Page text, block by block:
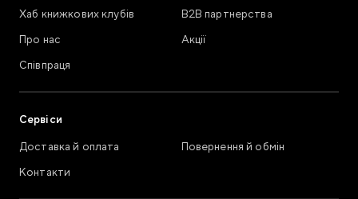
Хаб книжкових клубів
В2В партнерства
Про нас
Акції
Співпраця
Сервіси
Доставка й оплата
Повернення й обмін
Контакти